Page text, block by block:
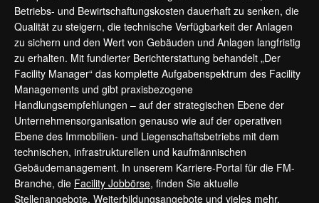
Betriebs- und Bewirtschaftungskosten dauerhaft zu senken, die
Qualität zu steigern, die technische Verfügbarkeit der Anlagen
zu sichern und den Wert von Gebäuden und Anlagen langfristig
zu erhalten. Mit fundierter Berichterstattung behandelt „Der
Facility Manager“ das komplette Aufgabenspektrum des Facility
Managements und gibt praxisbezogene
Handlungsempfehlungen – auf der strategischen Ebene der
Unternehmensorganisation genauso wie auf der operativen
Ebene des Immobilien- und Liegenschaftsbetriebs mit dem
technischen, infrastrukturellen und kaufmännischen
Gebäudemanagement. In unserem Karriere-Portal für die FM-
Branche, die Facility Jobbörse, finden Sie aktuelle
Stellenangebote, Weiterbildungsangebote und vieles mehr.